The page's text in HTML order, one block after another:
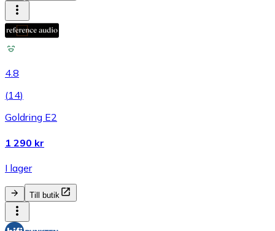
4.8
(14)
Goldring E2
1 290 kr
I lager
Till butik